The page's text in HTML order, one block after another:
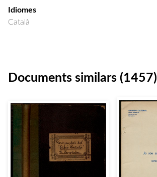
Idiomes
Català
Documents similars (1457)